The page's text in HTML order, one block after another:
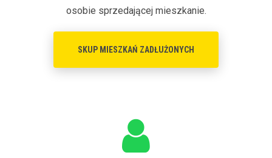
osobie sprzedającej mieszkanie.
SKUP MIESZKAŃ ZADŁUŻONYCH